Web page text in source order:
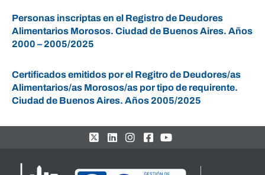
Personas inscriptas en el Registro de Deudores
Alimentarios Morosos. Ciudad de Buenos Aires. Años
2000 – 2005/2025
Certificados emitidos por el Regitro de Deudores/as
Alimentarios/as Morosos/as por tipo de requirente.
Ciudad de Buenos Aires. Años 2005/2025